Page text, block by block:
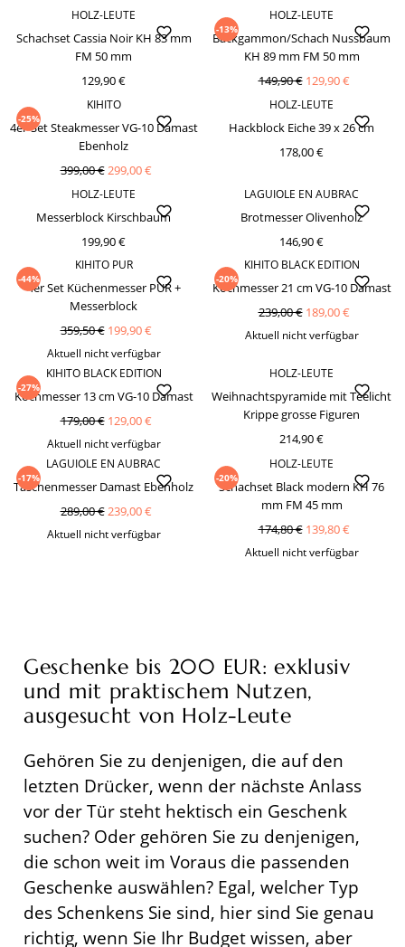
HOLZ-LEUTE
Schachset Cassia Noir KH 83 mm
FM 50 mm
129,90 €
-13%
HOLZ-LEUTE
Backgammon/Schach Nussbaum
KH 89 mm FM 50 mm
149,90 € 129,90 €
-25%
KIHITO
4er-Set Steakmesser VG-10 Damast
Ebenholz
399,00 €299,00 €
HOLZ-LEUTE
Hackblock Eiche 39 x 26 cm
178,00 €
HOLZ-LEUTE
Messerblock Kirschbaum
199,90 €
LAGUIOLE EN AUBRAC
Brotmesser Olivenholz
146,90 €
-44%
KIHITO PUR
4er Set Küchenmesser PUR +
Messerblock
359,50 € 199,90 €
Aktuell nicht verfügbar
-20%
KIHITO BLACK EDITION
Kochmesser 21 cm VG-10 Damast
239,00 € 189,00 €
Aktuell nicht verfügbar
-27%
KIHITO BLACK EDITION
Kochmesser 13 cm VG-10 Damast
179,00 € 129,00 €
Aktuell nicht verfügbar
HOLZ-LEUTE
Weihnachtspyramide mit Teelicht
Krippe grosse Figuren
214,90 €
-17%
LAGUIOLE EN AUBRAC
Taschenmesser Damast Ebenholz
289,00 €239,00 €
Aktuell nicht verfügbar
-20%
HOLZ-LEUTE
Schachset Black modern KH 76
mm FM 45 mm
174,80 € 139,80 €
Aktuell nicht verfügbar
Geschenke bis 200 EUR: exklusiv
und mit praktischem Nutzen,
ausgesucht von Holz-Leute
Gehören Sie zu denjenigen, die auf den
letzten Drücker, wenn der nächste Anlass
vor der Tür steht hektisch ein Geschenk
suchen? Oder gehören Sie zu denjenigen,
die schon weit im Voraus die passenden
Geschenke auswählen? Egal, welcher Typ
des Schenkens Sie sind, hier sind Sie genau
richtig, wenn Sie Ihr Budget wissen, aber